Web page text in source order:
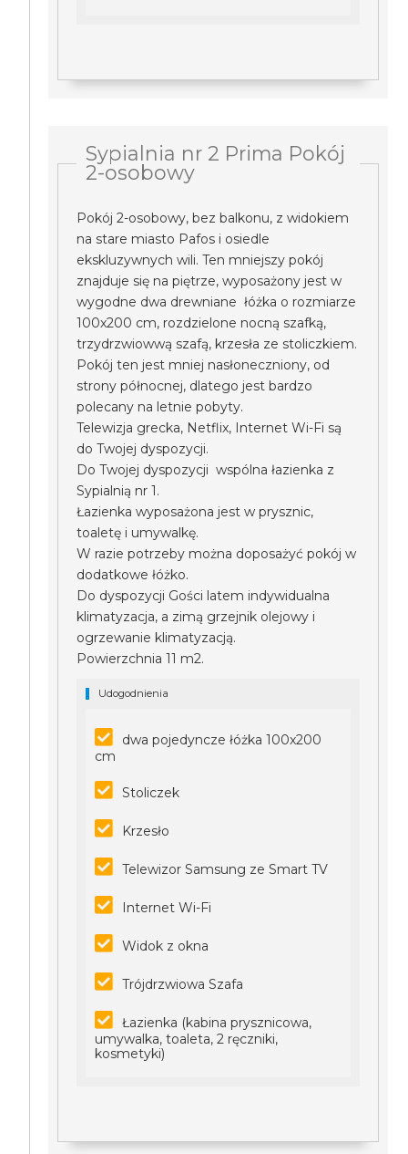
Sypialnia nr 2 Prima Pokój
2-osobowy
Pokój 2-osobowy, bez balkonu, z widokiem
na stare miasto Pafos i osiedle
ekskluzywnych wili. Ten mniejszy pokój
znajduje się na piętrze, wyposażony jest w
wygodne dwa drewniane łóżka o rozmiarze
100x200 cm, rozdzielone nocną szafką,
trzydrzwiowwą szafą, krzesła ze stoliczkiem.
Pokój ten jest mniej nasłoneczniony, od
strony północnej, dlatego jest bardzo
polecany na letnie pobyty.
Telewizja grecka, Netflix, Internet Wi-Fi są
do Twojej dyspozycji.
Do Twojej dyspozycji wspólna łazienka z
Sypialnią nr 1.
Łazienka wyposażona jest w prysznic,
toaletę i umywalkę.
W razie potrzeby można doposażyć pokój w
dodatkowe łóżko.
Do dyspozycji Gości latem indywidualna
klimatyzacja, a zimą grzejnik olejowy i
ogrzewanie klimatyzacją.
Powierzchnia 11 m2.
Udogodnienia
dwa pojedyncze łóżka 100x200
cm
Stoliczek
Krzesło
Telewizor Samsung ze Smart TV
Internet Wi-Fi
Widok z okna
Trójdrzwiowa Szafa
Łazienka (kabina prysznicowa,
umywalka, toaleta, 2 ręczniki,
kosmetyki)